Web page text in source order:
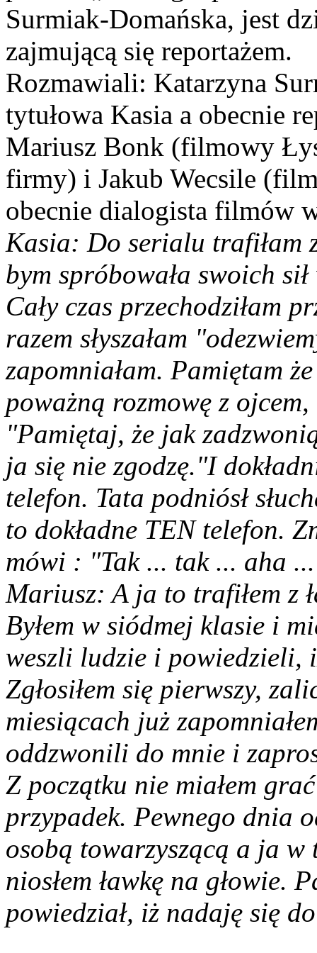
Surmiak-Domańska, jest
zajmującą się reportażem.
Rozmawiali: Katarzyna
tytułowa Kasia a obecnie
Mariusz Bonk (filmowy
firmy) i Jakub Wecsile
obecnie dialogista filmów
Kasia: Do serialu trafiłam
bym spróbowała swoich
Cały czas przechodziłam
razem słyszałam
zapomniałam. Pamiętam
poważną rozmowę z
"Pamiętaj, że jak
ja się nie zgodzę."I
telefon. Tata podniósł
to dokładne TEN telefon.
mówi : "Tak ... tak ... aha
Mariusz: A ja to trafiłem z
Byłem w siódmej klasie i
weszli ludzie i powiedzieli,
Zgłosiłem się pierwszy,
miesiącach już
oddzwonili do mnie i
Z początku nie miałem
przypadek. Pewnego dnia
osobą towarzyszącą a ja w
niosłem ławkę na głowie.
powiedział, iż nadaję się